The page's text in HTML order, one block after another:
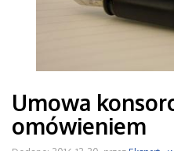
Umowa
omówieniem